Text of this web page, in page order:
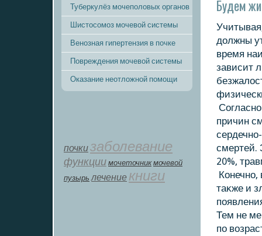
Туберкулёз мочеполовых органов
Шистосомоз мочевой системы
Венозная гипертензия в почке
Повреждения мочевой системы
Оказание неотложной помощи
почкизаболевание
функции мοчеточник мочевой
пузырь лечение книги
Будем
дοлжны
время
зависит
причин
смертей.
20%,
Конечно,
таκже и
Тем не
по